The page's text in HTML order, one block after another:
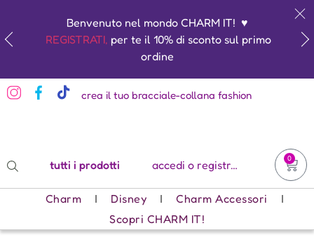
Benvenuto nel mondo CHARM IT! ♥️
REGISTRATI, per te il 10% di sconto sul primo
ordine
crea il tuo bracciale-collana fashion
tutti i prodotti accedi o registrati 0
Charm Disney
Charm Accessori
Scopri CHARM IT!